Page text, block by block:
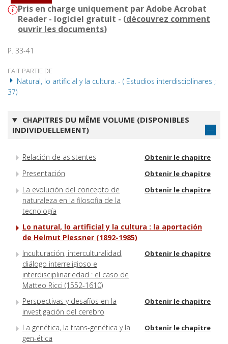
Pris en charge uniquement par Adobe Acrobat
Reader - logiciel gratuit - (découvrez comment
ouvrir les documents)
P. 33-41
FAIT PARTIE DE
Natural, lo artificial y la cultura. - ( Estudios interdisciplinares ;
37)
CHAPITRES DU MÊME VOLUME (DISPONIBLES
INDIVIDUELLEMENT)
Relación de asistentes Obtenir le chapitre
Presentación Obtenir le chapitre
La evolución del concepto de
naturaleza en la filosofia de la
tecnología
Obtenir le chapitre
Lo natural, lo artificial y la cultura : la aportación
de Helmut Plessner (1892-1985)
Inculturación, interculturalidad,
diálogo interreligioso e
interdisciplinariedad : el caso de
Matteo Ricci (1552-1610)
Obtenir le chapitre
Perspectivas y desafíos en la
investigación del cerebro
Obtenir le chapitre
La genética, la trans-genética y la
gen-ética
Obtenir le chapitre